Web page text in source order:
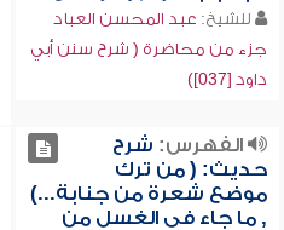
للشيخ: عبد المحسن العباد
جزء من محاضرة ( شرح سنن أبي
داود [037])
الفهرس: شرح
حديث: ( من ترك
موضع شعرة من جنابة...)
, ما جاء في الغسل من